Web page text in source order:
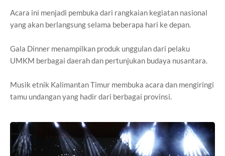
Acara ini menjadi pembuka dari rangkaian kegiatan nasional
yang akan berlangsung selama beberapa hari ke depan.
Gala Dinner menampilkan produk unggulan dari pelaku
UMKM berbagai daerah dan pertunjukan budaya nusantara.
Musik etnik Kalimantan Timur membuka acara dan mengiringi
tamu undangan yang hadir dari berbagai provinsi.